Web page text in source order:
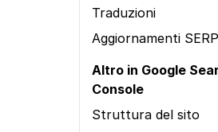
Traduzioni
Aggiornamenti SERP
Altro in Google
Console
Struttura del sito